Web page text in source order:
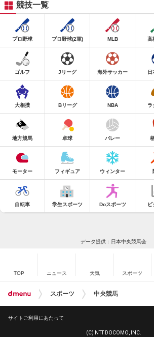
競技一覧
プロ野球 プロ野球(2軍) MLB 高
ゴルフ Jリーグ 海外サッカー 日
大相撲 Bリーグ NBA ラ
地方競馬 卓球 バレー
モーター フィギュア ウィンター
自転車 学生スポーツ Doスポーツ ビ
データ提供：日本中央競馬会
TOP ニュース 天気 スポーツ
スポーツ 中央競馬
サイトご利用にあたって
(C) NTT DOCOMO, INC.